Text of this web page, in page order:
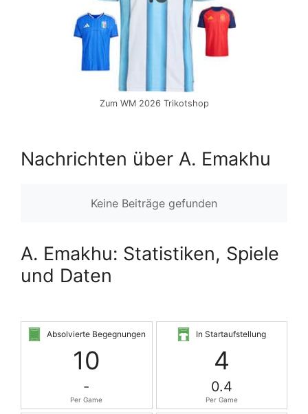
Zum WM 2026 Trikotshop
Nachrichten über A. Emakhu
Keine Beiträge gefunden
A. Emakhu: Statistiken, Spiele
und Daten
Absolvierte Begegnungen
10
-
Per Game
In Startaufstellung
4
0.4
Per Game